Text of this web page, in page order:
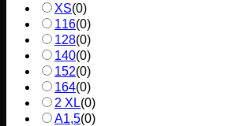
XS(0)
116(0)
128(0)
140(0)
152(0)
164(0)
2 XL(0)
A1,5(0)